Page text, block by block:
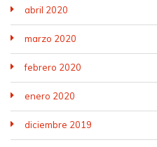
abril 2020
marzo 2020
febrero 2020
enero 2020
diciembre 2019